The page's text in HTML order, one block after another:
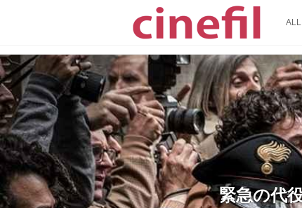
ALL
緊急の代